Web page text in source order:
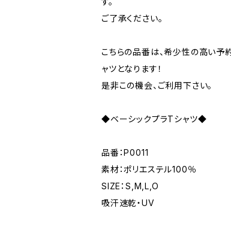
ご了承ください。
こちらの品番は、希少性の高い予
ャツとなります！
是非この機会、ご利用下さい。
◆ベーシックプラTシャツ◆
品番：P0011
素材：ポリエステル100％
SIZE：S,M,L,O
吸汗速乾・UV